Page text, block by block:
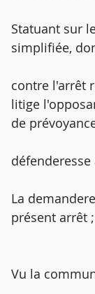
Statuant sur
simplifiée,
contre l'arrêt
litige
de
La
présent arrêt ;
Vu la